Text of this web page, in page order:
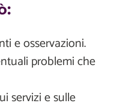
e osservazioni.
problemi che
servizi e sulle